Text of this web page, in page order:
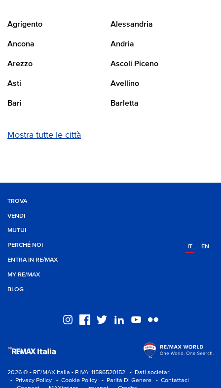
Agrigento Alessandria
Ancona Andria
Arezzo Ascoli Piceno
Asti Avellino
Bari Barletta
Mostra tutte le città
TROVA
VENDI
MUTUI
PERCHÉ NOI
ENTRA IN RE/MAX
MY RE/MAX
BLOG
IT EN
2026 © - RE/MAX Italia - P.IVA: 11596520152
- Dati societari
- Privacy Policy
- Cookie Policy - Parità Di Genere
- Contattaci